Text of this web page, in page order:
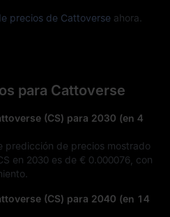
precios de Cattoverse ahora.
para Cattoverse
(CS) para 2030 (en 4
predicción de precios mostrado
en 2030 es de € 0.000076 , con
(CS) para 2040 (en 14